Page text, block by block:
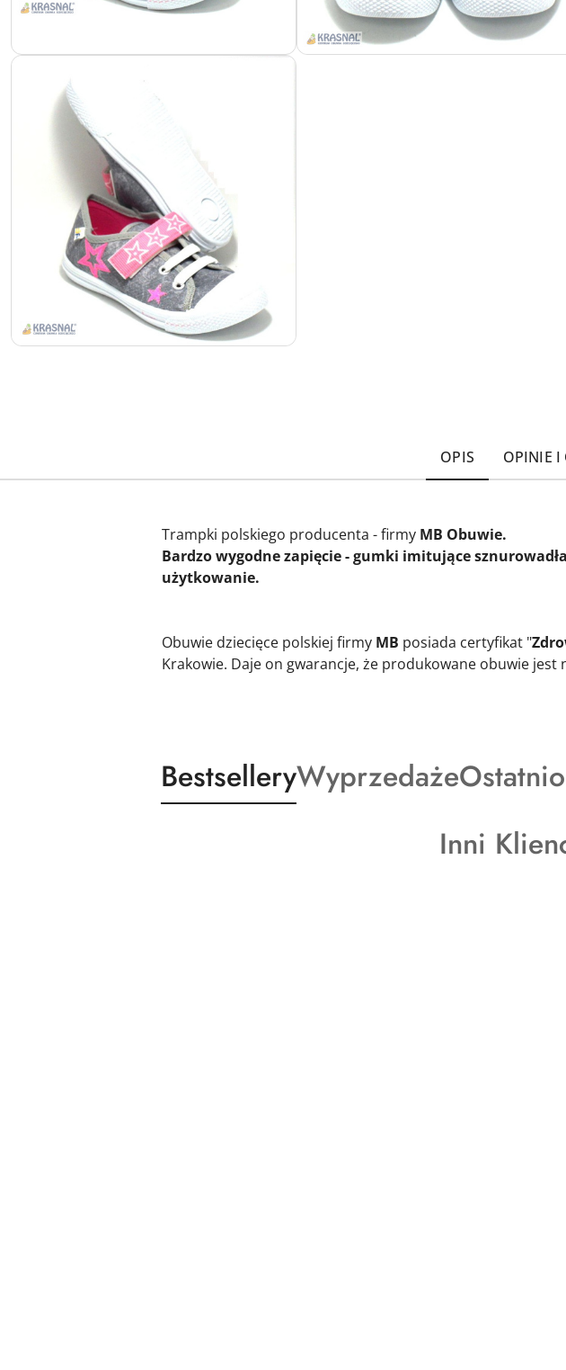
OPIS OPINIE I
Trampki polskiego producenta - firmy MB Obuwie.
Bardzo wygodne zapięcie - gumki imitujące
użytkowanie.
Obuwie dziecięce polskiej firmy MB posiada certyfikat "
Krakowie. Daje on gwarancje, że produkowane obuwie
Pomiń karuzelę produktów
Produkty
o
BestselleryProdukty
o
WyprzedażeProdukty
statusie:
Produkty
Inni